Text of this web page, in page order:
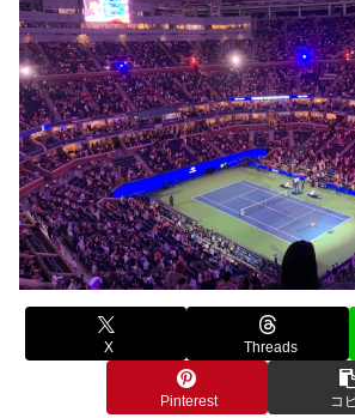
X Threads
Pinterest コ